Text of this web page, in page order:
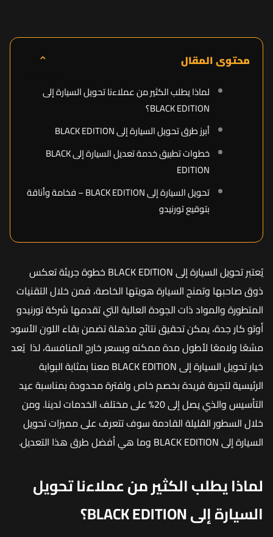
محتوى المقال ⌃
لماذا يطلب الكثير من عملاءنا تحويل السيارة إلى
BLACK EDITION؟
أبرز طرق تحويل السيارة إلى BLACK EDITION
خطوات تطبيق خدمة تعديل السيارة إلى BLACK
EDITION
تحويل السيارة إلى BLACK EDITION – فخامة وأناقة
بتوقيع تورنيدو
يُعتبر تحويل السيارة إلى BLACK EDITION خطوة جريئة تعكس
ذوق صاحبها وتمنح السيارة هويتها الخاصة، فمن خلال التقنيات
المتطورة والمواد ذات الجودة العالية التي تقدمها شركة تورنيدو
أوتو كار جدة، يمكن تحقيق نتائج مذهلة تضمن بقاء اللون الأسود
مشعًا ولامعًا لأطول مدة ممكنه وبسعر خارج المنافسة، لذا يُعد
خيار تحويل السيارة إلى BLACK EDITION معنا بمثابة البوابة
الرئيسية لتجربة فريدة بخصم خاص ولفترة محدودة بمناسبة عيد
التأسيس والذي يصل إلى 20% على مختلف الخدمات لدينا. ومن
خلال السطور القليلة القادمة سوف تتعرف على مميزات تحويل
السيارة إلى BLACK EDITION وما هي أفضل طرق هذا التعديل.
لماذا يطلب الكثير من عملاءنا تحويل
السيارة إلى BLACK EDITION؟